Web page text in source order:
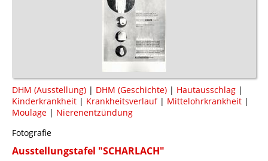
DHM (Ausstellung) | DHM (Geschichte) | Hautausschlag |
Kinderkrankheit | Krankheitsverlauf| Mittelohrkrankheit |
Moulage | Nierenentzündung
Fotografie
Ausstellungstafel "SCHARLACH"